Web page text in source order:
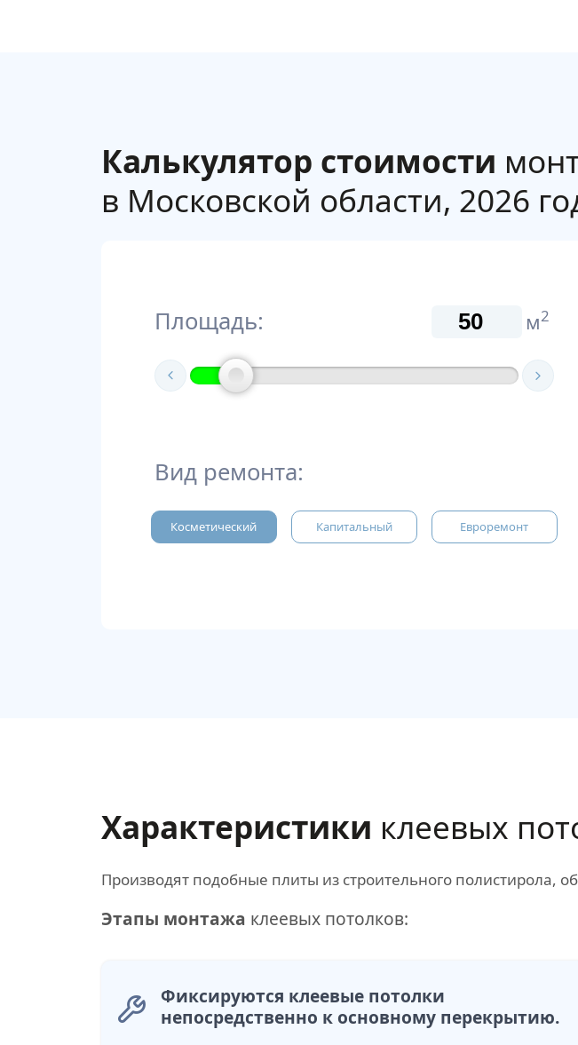
Калькулятор стоимости
в Московской области, 2026
Площадь: м2
Вид ремонта:
Косметический Капитальный Евроремонт
Характеристики клеевых
Производят подобные плиты из строительного полистирола,
Этапы монтажа клеевых потолков:
Фиксируются клеевые потолки
непосредственно к основному перекрытию.